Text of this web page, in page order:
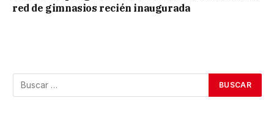
red de gimnasios recién inaugurada